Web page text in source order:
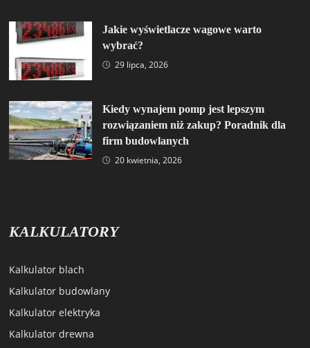
Jakie wyświetlacze wagowe warto
wybrać?
29 lipca, 2026
Kiedy wynajem pomp jest lepszym
rozwiązaniem niż zakup? Poradnik dla
firm budowlanych
20 kwietnia, 2026
KALKULATORY
Kalkulator blach
Kalkulator budowlany
Kalkulator elektryka
Kalkulator drewna